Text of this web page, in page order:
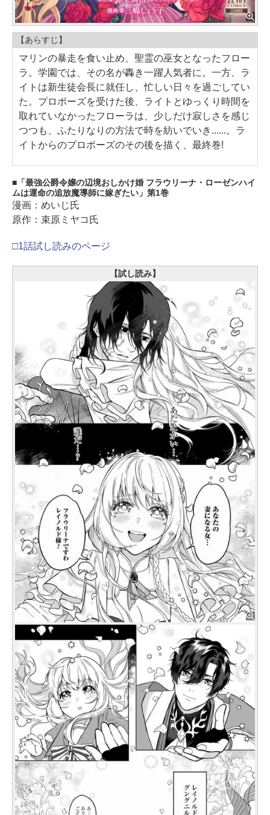
【あらすじ】
マリンの暴走を食い止め、聖霊の巫女となったフロー
ラ。学園では、その名が轟き一躍人気者に。一方、ラ
イトは新生徒会長に就任し、忙しい日々を過ごしてい
た。プロポーズを受けた後、ライトとゆっくり時間を
取れていなかったフローラは、少しだけ寂しさを感じ
つつも、ふたりなりの方法で時を紡いでいき......。ラ
イトからのプロポーズのその後を描く、最終巻!
「最強公爵令嬢の辺境おしかけ婚 フラウリーナ・ローゼンハイ
ムは運命の追放魔導師に嫁ぎたい」第1巻
漫画：めいじ氏
原作：束原ミヤコ氏
□1話試し読みのページ
【試し読み】